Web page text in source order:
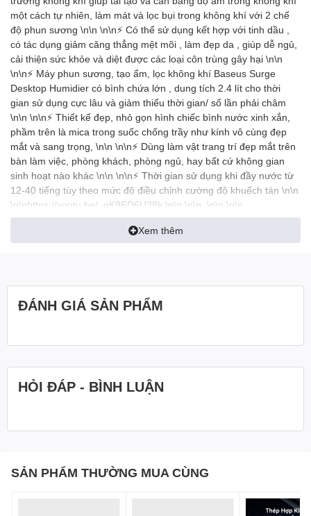
một cách tự nhiên, làm mát và lọc bụi trong không khí với 2 chế
độ phun sương \n\n \n\n⚡ Có thể sử dụng kết hợp với tinh dầu ,
có tác dụng giảm căng thẳng mệt mõi , làm đẹp da , giúp dễ ngủ,
cải thiện sức khỏe và diệt được các loại côn trùng gây hại \n\n
\n\n⚡ Máy phun sương, tạo ẩm, lọc không khí Baseus Surge
Desktop Humidier có bình chứa lớn , dung tích 2.4 lít cho thời
gian sử dụng cực lâu và giảm thiểu thời gian/ số lần phải châm
\n\n \n\n⚡ Thiết kế đẹp, nhỏ gọn hình chiếc bình nước xinh xắn,
phầm trên là mica trong suốc chống trầy như kính vô cùng đẹp
mắt và sang trọng, \n\n \n\n⚡ Dùng làm vật trang trí đẹp mắt trên
bàn làm việc, phòng khách, phòng ngủ, hay bất cứ không gian
sinh hoạt nào khác \n\n \n\n⚡ Thời gian sử dụng khi đầy nước từ
12-40 tiếng tùy theo mức độ điều chỉnh cường độ khuếch tán \n\n
\n\nhttps://youtu.be/_qK9ED6U28k \n\n \n\n \n\n \n\n
Xem thêm
ĐÁNH GIÁ SẢN PHẨM
HỎI ĐÁP - BÌNH LUẬN
SẢN PHẨM THƯỜNG MUA CÙNG